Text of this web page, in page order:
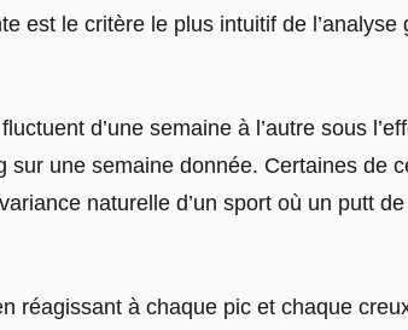
est le critère le plus intuitif de
d’une semaine à l’autre sous
une semaine donnée. Certaines de
naturelle d’un sport où un putt
réagissant à chaque pic et chaque